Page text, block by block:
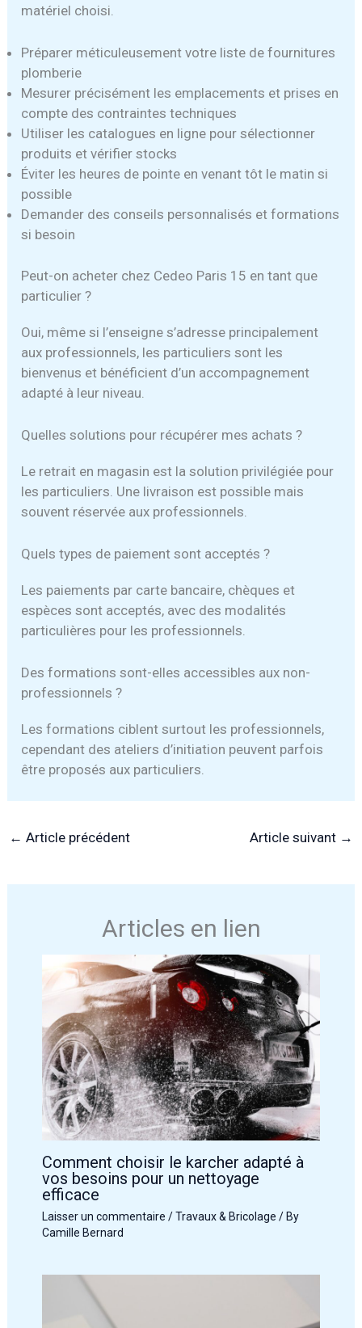
matériel choisi.
Préparer méticuleusement votre liste de fournitures
plomberie
Mesurer précisément les emplacements et prises en
compte des contraintes techniques
Utiliser les catalogues en ligne pour sélectionner
produits et vérifier stocks
Éviter les heures de pointe en venant tôt le matin si
possible
Demander des conseils personnalisés et formations
si besoin
Peut-on acheter chez Cedeo Paris 15 en tant que
particulier ?
Oui, même si l’enseigne s’adresse principalement
aux professionnels, les particuliers sont les
bienvenus et bénéficient d’un accompagnement
adapté à leur niveau.
Quelles solutions pour récupérer mes achats ?
Le retrait en magasin est la solution privilégiée pour
les particuliers. Une livraison est possible mais
souvent réservée aux professionnels.
Quels types de paiement sont acceptés ?
Les paiements par carte bancaire, chèques et
espèces sont acceptés, avec des modalités
particulières pour les professionnels.
Des formations sont-elles accessibles aux non-
professionnels ?
Les formations ciblent surtout les professionnels,
cependant des ateliers d’initiation peuvent parfois
être proposés aux particuliers.
← Article précédent Article suivant →
Articles en lien
Comment choisir le karcher adapté à
vos besoins pour un nettoyage
efficace
Laisser un commentaire /Travaux & Bricolage / By
Camille Bernard